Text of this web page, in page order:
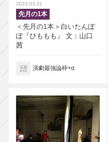
2023.03.31
先月の1本
＜先月の1本＞白いたんぽ
ぽ『ひももも』 文：山口
茜
演劇最強論枠+α